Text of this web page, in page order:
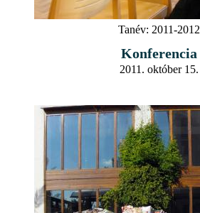
Tanév: 2011-2012
Konferencia
2011. október 15.